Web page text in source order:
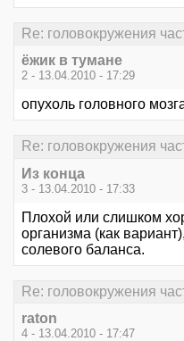
Re: головокружения
ёжик в тумане
2 - 13.04.2010 - 17:29
опухоль головного
Re: головокружения
Из конца
3 - 13.04.2010 - 17:33
Плохой или слишком
организма (как
солевого баланса.
Re: головокружения
raton
4 - 13.04.2010 - 17:47